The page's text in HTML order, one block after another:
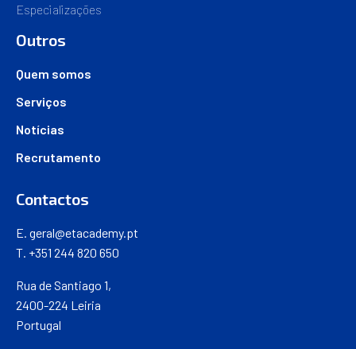
Especializações
Outros
Quem somos
Serviços
Notícias
Recrutamento
Contactos
E. geral@etacademy.pt
T. +351 244 820 650
Rua de Santiago 1,
2400-224 Leiria
Portugal